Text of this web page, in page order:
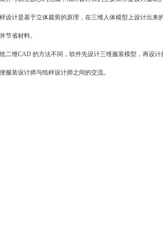
计是基于立体裁剪的原理，在三维人体模型上设计出来
节省材料。
维CAD 的方法不同，软件先设计三维服装模型，再设计
服装设计师与纸样设计师之间的交流。